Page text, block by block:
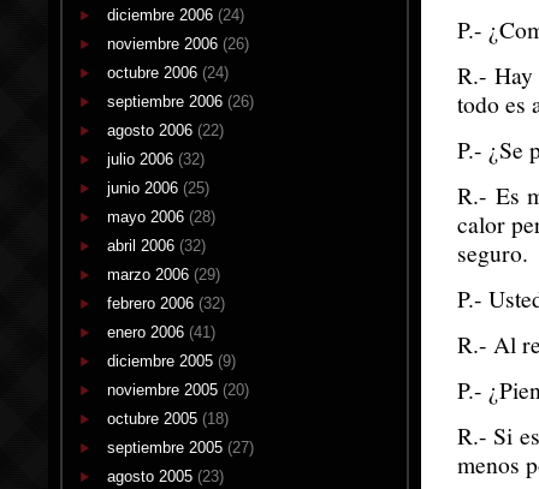
diciembre 2006 (24)
noviembre 2006 (26)
octubre 2006 (24)
septiembre 2006 (26)
agosto 2006 (22)
julio 2006 (32)
junio 2006 (25)
mayo 2006 (28)
abril 2006 (32)
marzo 2006 (29)
febrero 2006 (32)
enero 2006 (41)
diciembre 2005 (9)
noviembre 2005 (20)
octubre 2005 (18)
septiembre 2005 (27)
agosto 2005 (23)
P.-
R.- Hay
todo es
P.- ¿Se
R.- Es
calor
seguro.
P.-
R.- Al
P.-
R.- Si
menos